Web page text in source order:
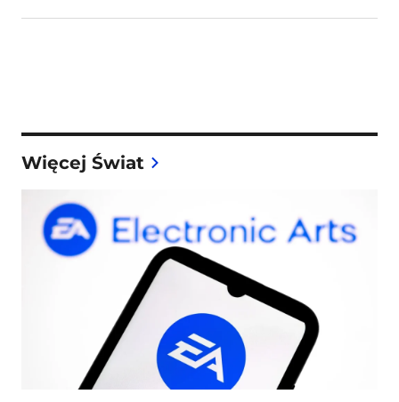
Więcej Świat